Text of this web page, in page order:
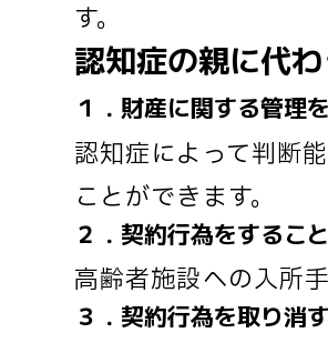
す。
認知症の親に代
１．財産に関する管理
認知症によって判断
ことができます。
２．契約行為をすること
高齢者施設への入所
３．契約行為を取り消